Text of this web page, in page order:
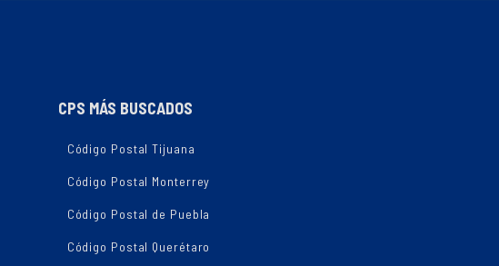
CPS MÁS BUSCADOS
Código Postal Tijuana
Código Postal Monterrey
Código Postal de Puebla
Código Postal Querétaro